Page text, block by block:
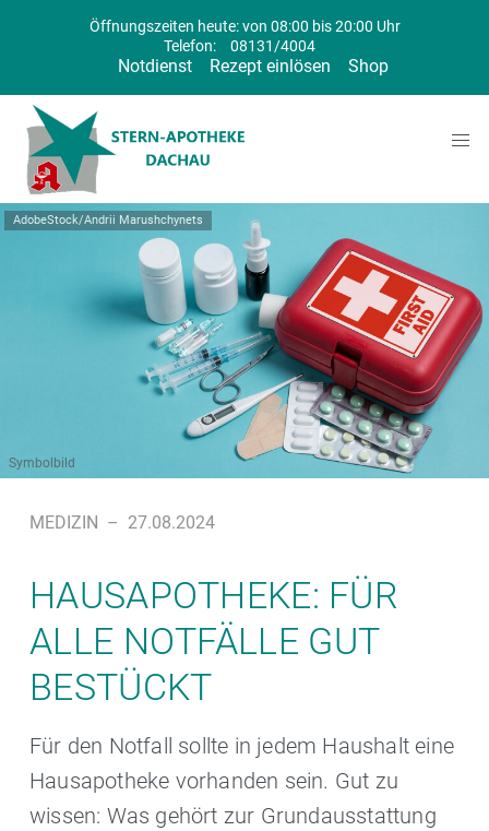
Öffnungszeiten heute: von 08:00 bis 20:00 Uhr
Telefon:
08131/4004
Notdienst Rezept einlösen Shop
AdobeStock/Andrii Marushchynets
Symbolbild
MEDIZIN – 27.08.2024
HAUSAPOTHEKE: FÜR
ALLE NOTFÄLLE GUT
BESTÜCKT
Für den Notfall sollte in jedem Haushalt eine
Hausapotheke vorhanden sein. Gut zu
wissen: Was gehört zur Grundausstattung